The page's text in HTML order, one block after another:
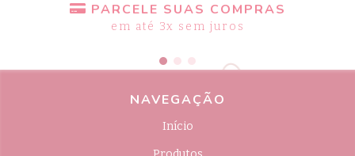
PARCELE SUAS COMPRAS
em até 3x sem juros
NAVEGAÇÃO
Início